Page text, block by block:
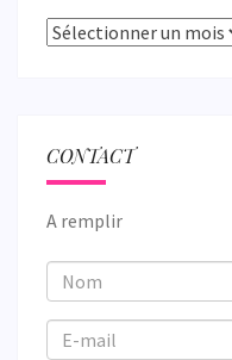
Archives
CONTACT
A remplir
Nom